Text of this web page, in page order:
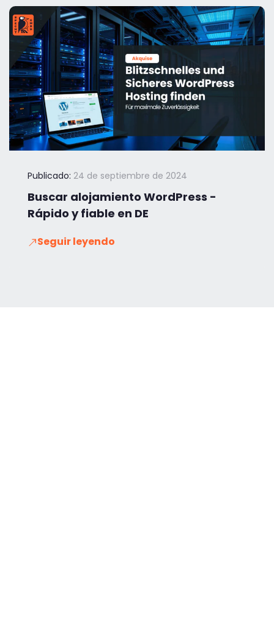
Publicado: 24 de septiembre de 2024
Buscar alojamiento WordPress -
Rápido y fiable en DE
Seguir leyendo